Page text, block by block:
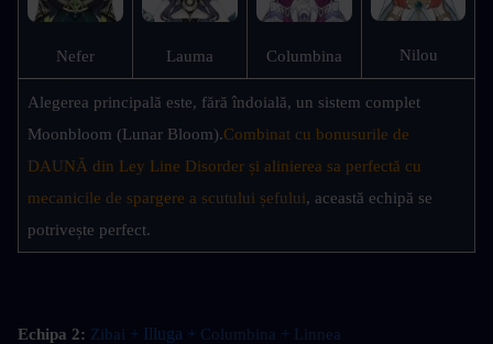
Nefer Lauma Columbina Nilou
Alegerea principală este, fără îndoială, un sistem complet
Moonbloom (Lunar Bloom).Combinat cu bonusurile de
DAUNĂ din Ley Line Disorder și alinierea sa perfectă cu
mecanicile de spargere a scutului șefului, această echipă se
potrivește perfect.
Echipa 2: Zibai + Illuga + Columbina + Linnea